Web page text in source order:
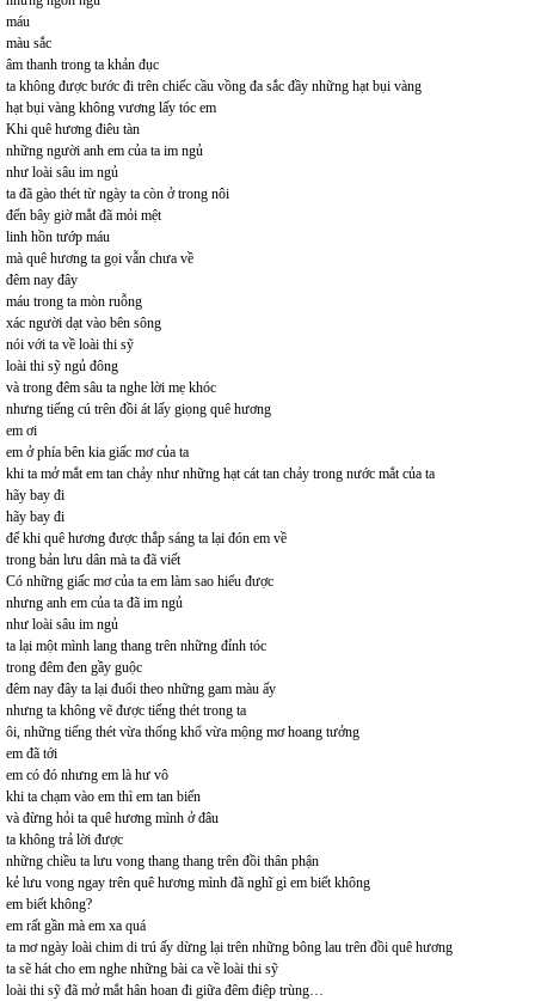
máu
màu sắc
âm thanh trong ta khản đục
ta không được bước đi trên chiếc cầu vồng đa sắc đầy những hạt bụi vàng
hạt bụi vàng không vương lấy tóc em
Khi quê hương điêu tàn
những người anh em của ta im ngủ
như loài sâu im ngủ
ta đã gào thét từ ngày ta còn ở trong nôi
đến bây giờ mắt đã mỏi mệt
linh hồn tướp máu
mà quê hương ta gọi vẫn chưa về
đêm nay đây
máu trong ta mòn ruỗng
xác người dạt vào bên sông
nói với ta về loài thi sỹ
loài thi sỹ ngủ đông
và trong đêm sâu ta nghe lời mẹ khóc
nhưng tiếng cú trên đồi át lấy giọng quê hương
em ơi
em ở phía bên kia giấc mơ của ta
khi ta mở mắt em tan chảy như những hạt cát tan chảy trong nước mắt của ta
hãy bay đi
hãy bay đi
để khi quê hương được thắp sáng ta lại đón em về
trong bản lưu dân mà ta đã viết
Có những giấc mơ của ta em làm sao hiểu được
nhưng anh em của ta đã im ngủ
như loài sâu im ngủ
ta lại một mình lang thang trên những đỉnh tóc
trong đêm đen gầy guộc
đêm nay đây ta lại đuổi theo những gam màu ấy
nhưng ta không vẽ được tiếng thét trong ta
ôi, những tiếng thét vừa thống khổ vừa mộng mơ hoang tưởng
em đã tới
em có đó nhưng em là hư vô
khi ta chạm vào em thì em tan biến
và đừng hỏi ta quê hương mình ở đâu
ta không trả lời được
những chiều ta lưu vong thang thang trên đồi thân phận
kẻ lưu vong ngay trên quê hương mình đã nghĩ gì em biết không
em biết không?
em rất gần mà em xa quá
ta mơ ngày loài chim di trú ấy dừng lại trên những bông lau trên đồi quê hương
ta sẽ hát cho em nghe những bài ca về loài thi sỹ
loài thi sỹ đã mở mắt hân hoan đi giữa đêm điệp trùng…